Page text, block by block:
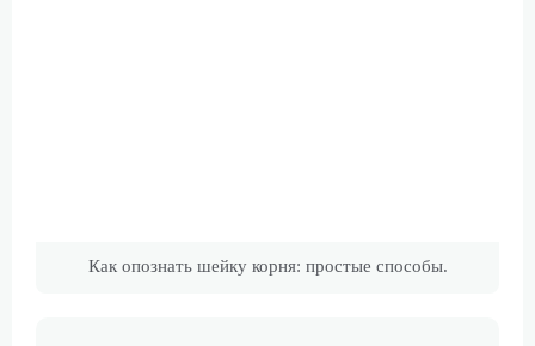
Как опознать шейку корня: простые способы.